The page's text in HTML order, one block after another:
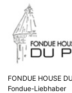
FONDUE HOUSE
Fondue-Liebhaber